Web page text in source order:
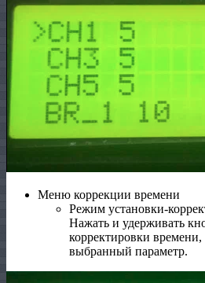
Меню коррекции времени
Режим установки-
Нажать и удерживать
корректировки
выбранный параметр.